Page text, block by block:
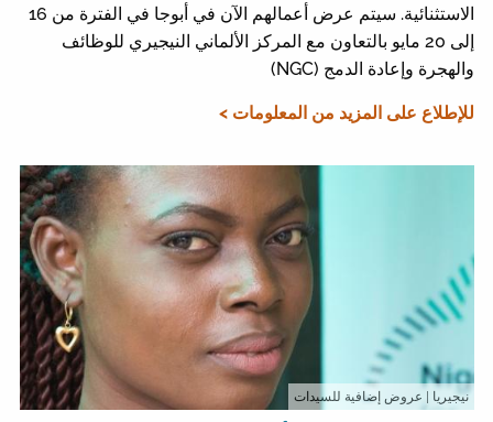
الاستثنائية. سيتم عرض أعمالهم الآن في أبوجا في الفترة من 16
إلى 20 مايو بالتعاون مع المركز الألماني النيجيري للوظائف
والهجرة وإعادة الدمج (NGC)
للإطلاع على المزيد من المعلومات >
نيجيريا | عروض إضافية للسيدات